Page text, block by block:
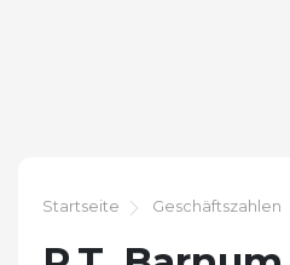
Startseite Geschäftszahlen